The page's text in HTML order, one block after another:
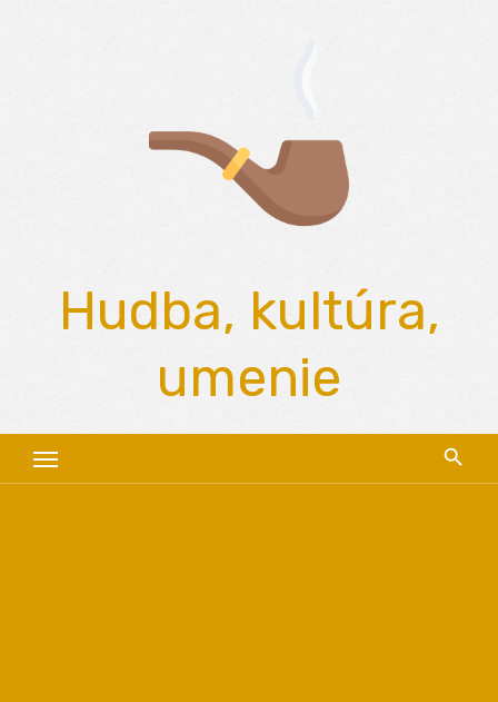
Hudba, kultúra,
umenie